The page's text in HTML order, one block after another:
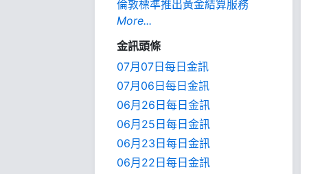
倫敦標準推出黃金結算服務
More...
金訊頭條
07月07日每日金訊
07月06日每日金訊
06月26日每日金訊
06月25日每日金訊
06月23日每日金訊
06月22日每日金訊